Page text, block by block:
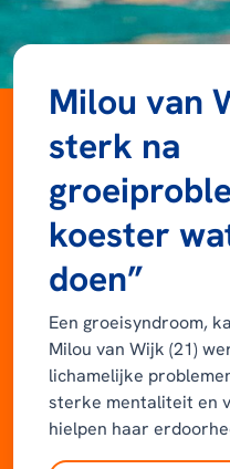
Milou van
sterk na
koester
doen”
Een groeisyndroom,
Milou van Wijk (21)
lichamelijke
sterke mentaliteit en
hielpen haar